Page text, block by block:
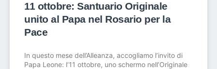
11 ottobre: ​​Santuario Originale
unito al Papa nel Rosario per la
Pace
In questo mese dell’Alleanza, accogliamo l’invito di
Papa Leone: l’11 ottobre, uno schermo nell’Originale